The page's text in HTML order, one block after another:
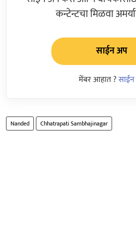
कन्टेन्टचा मिळवा
साईन अप
मेंबर आहात ?
Nanded Chhatrapati Sambhajinagar